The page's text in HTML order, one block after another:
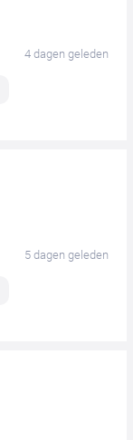
4 dagen geleden
5 dagen geleden